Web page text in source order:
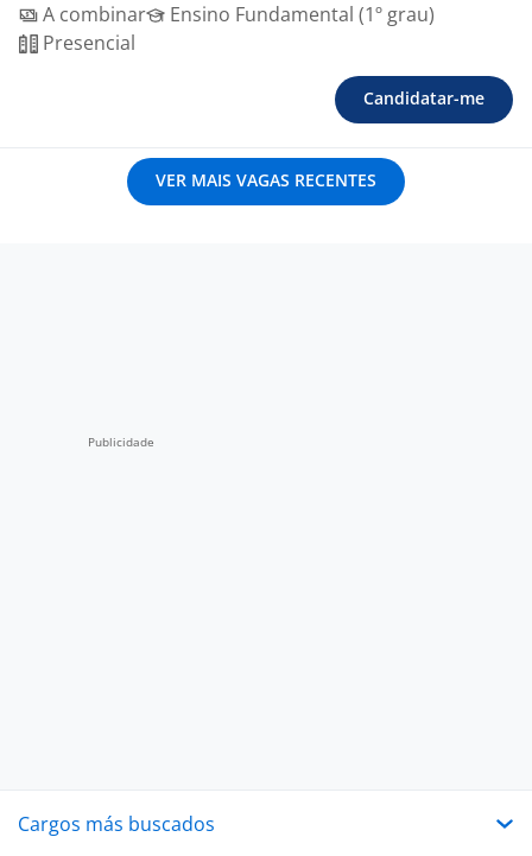
A combinar
Ensino Fundamental (1º grau)
Presencial
Candidatar-me
VER MAIS VAGAS RECENTES
Cargos más buscados